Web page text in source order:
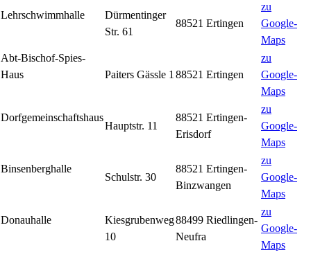
Lehrschwimmhalle
Dürmentinger
Str. 61
88521 Ertingen
zu
Google-
Maps
Abt-Bischof-Spies-
Haus
Paiters Gässle 1 88521 Ertingen
zu
Google-
Maps
Dorfgemeinschaftshaus
Hauptstr. 11
88521 Ertingen-
Erisdorf
zu
Google-
Maps
Binsenberghalle
Schulstr. 30
88521 Ertingen-
Binzwangen
zu
Google-
Maps
Donauhalle
Kiesgrubenweg
10
88499 Riedlingen-
Neufra
zu
Google-
Maps